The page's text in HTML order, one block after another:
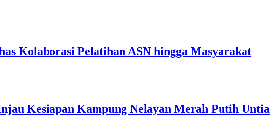
Kolaborasi Pelatihan ASN hingga Masyarakat
Kesiapan Kampung Nelayan Merah Putih Untia